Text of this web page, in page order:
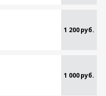
1 200 руб.
1 000 руб.